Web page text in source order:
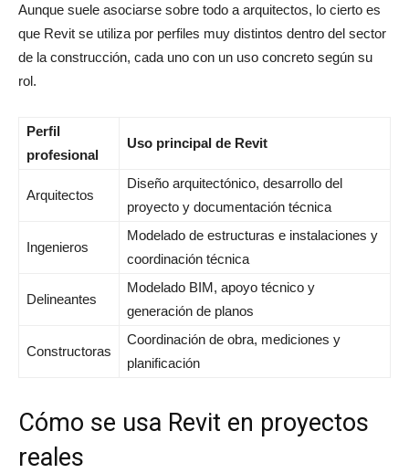
Aunque suele asociarse sobre todo a arquitectos, lo cierto es
que Revit se utiliza por perfiles muy distintos dentro del sector
de la construcción, cada uno con un uso concreto según su
rol.
Perfil
profesional
Uso principal de Revit
Arquitectos
Diseño arquitectónico, desarrollo del
proyecto y documentación técnica
Ingenieros
Modelado de estructuras e instalaciones y
coordinación técnica
Delineantes
Modelado BIM, apoyo técnico y
generación de planos
Constructoras
Coordinación de obra, mediciones y
planificación
Cómo se usa Revit en proyectos
reales